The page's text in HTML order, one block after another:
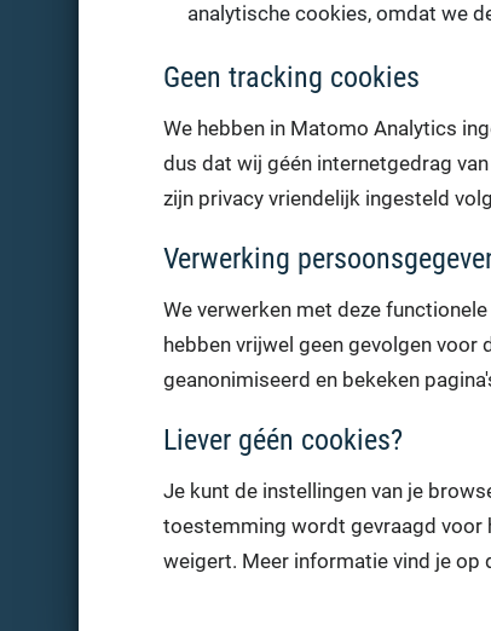
analytische cookies, omdat we
Geen tracking cookies
We hebben in Matomo Analytics
dus dat wij géén internetgedrag
zijn privacy vriendelijk ingesteld
Verwerking
We verwerken met deze
hebben vrijwel geen gevolgen
geanonimiseerd en bekeken
Liever géén cookies?
Je kunt de instellingen van je
toestemming wordt gevraagd voor
weigert. Meer informatie vind je op